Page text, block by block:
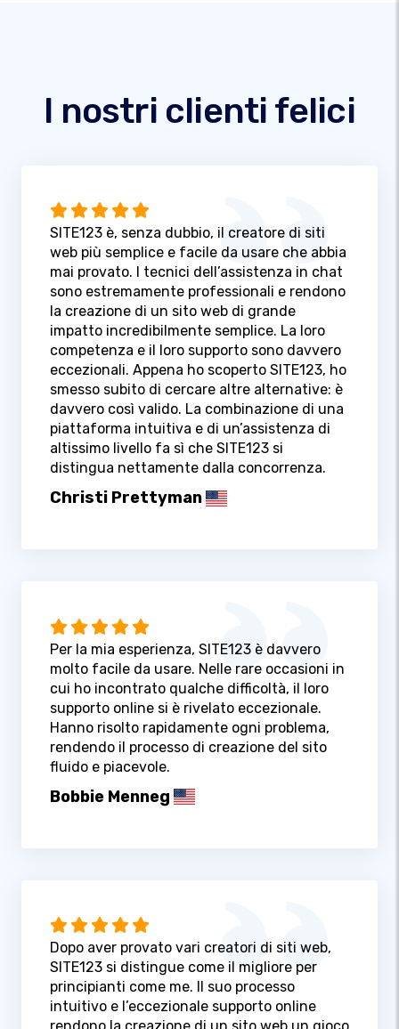
I nostri clienti felici
SITE123 è, senza dubbio, il creatore di siti
web più semplice e facile da usare che abbia
mai provato. I tecnici dell’assistenza in chat
sono estremamente professionali e rendono
la creazione di un sito web di grande
impatto incredibilmente semplice. La loro
competenza e il loro supporto sono davvero
eccezionali. Appena ho scoperto SITE123, ho
smesso subito di cercare altre alternative: è
davvero così valido. La combinazione di una
piattaforma intuitiva e di un’assistenza di
altissimo livello fa sì che SITE123 si
distingua nettamente dalla concorrenza.
Christi Prettyman
Per la mia esperienza, SITE123 è davvero
molto facile da usare. Nelle rare occasioni in
cui ho incontrato qualche difficoltà, il loro
supporto online si è rivelato eccezionale.
Hanno risolto rapidamente ogni problema,
rendendo il processo di creazione del sito
fluido e piacevole.
Bobbie Menneg
Dopo aver provato vari creatori di siti web,
SITE123 si distingue come il migliore per
principianti come me. Il suo processo
intuitivo e l’eccezionale supporto online